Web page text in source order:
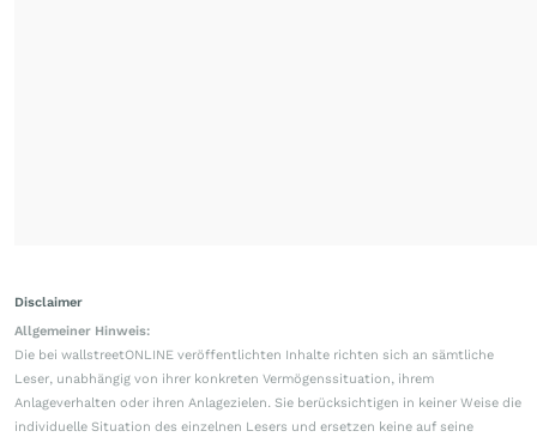
Disclaimer
Allgemeiner Hinweis:
Die bei wallstreetONLINE veröffentlichten Inhalte richten sich an sämtliche
Leser, unabhängig von ihrer konkreten Vermögenssituation, ihrem
Anlageverhalten oder ihren Anlagezielen. Sie berücksichtigen in keiner Weise die
individuelle Situation des einzelnen Lesers und ersetzen keine auf seine